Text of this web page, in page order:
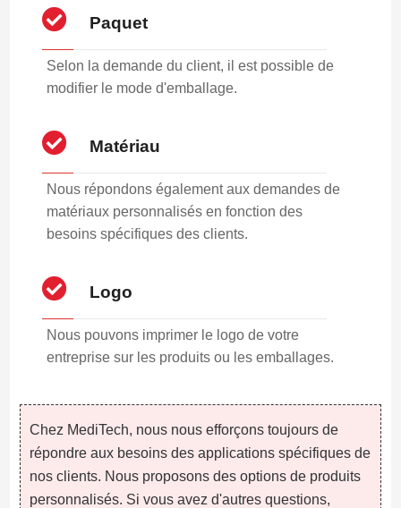
Paquet
Selon la demande du client, il est possible de
modifier le mode d'emballage.
Matériau
Nous répondons également aux demandes de
matériaux personnalisés en fonction des
besoins spécifiques des clients.
Logo
Nous pouvons imprimer le logo de votre
entreprise sur les produits ou les emballages.
Chez MediTech, nous nous efforçons toujours de
répondre aux besoins des applications spécifiques de
nos clients. Nous proposons des options de produits
personnalisés. Si vous avez d'autres questions,